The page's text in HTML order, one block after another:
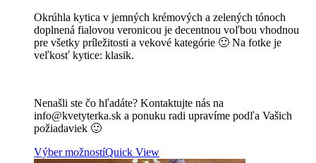
Okrúhla kytica v jemných krémových a zelených tónoch
doplnená fialovou veronicou je decentnou voľbou vhodnou
pre všetky príležitosti a vekové kategórie 🙂 Na fotke je
veľkosť kytice: klasik.
Nenašli ste čo hľadáte? Kontaktujte nás na
info@kvetyterka.sk a ponuku radi upravíme podľa Vašich
požiadaviek 🙂
Výber možnostíQuick View